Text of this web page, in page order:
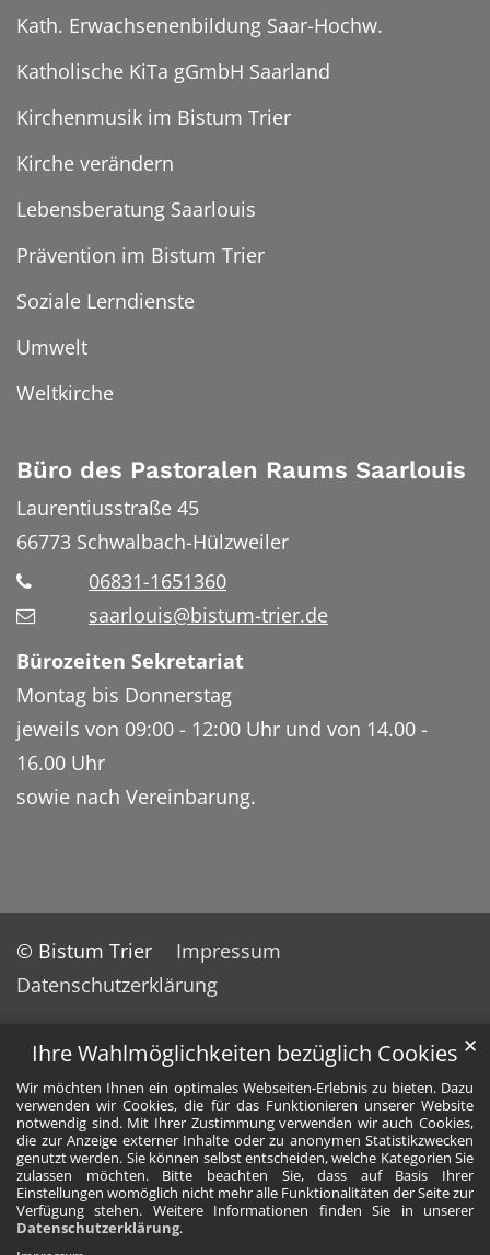
Ihre Wahlmöglichkeiten bezüglich Cookies
Wir möchten Ihnen ein optimales Webseiten-Erlebnis zu bieten. Dazu
verwenden wir Cookies, die für das Funktionieren unserer Website
notwendig sind. Mit Ihrer Zustimmung verwenden wir auch Cookies,
die zur Anzeige externer Inhalte oder zu anonymen Statistikzwecken
genutzt werden. Sie können selbst entscheiden, welche Kategorien Sie
zulassen möchten. Bitte beachten Sie, dass auf Basis Ihrer
Einstellungen womöglich nicht mehr alle Funktionalitäten der Seite zur
Verfügung stehen. Weitere Informationen finden Sie in unserer
Datenschutzerklärung.
✕
Kath. Erwachsenenbildung Saar-Hochw.
Katholische KiTa gGmbH Saarland
Kirchenmusik im Bistum Trier
Kirche verändern
Lebensberatung Saarlouis
Prävention im Bistum Trier
Soziale Lerndienste
Umwelt
Weltkirche
Büro des Pastoralen Raums Saarlouis
Laurentiusstraße 45
66773 Schwalbach-Hülzweiler
06831-1651360
saarlouis@bistum-trier.de
Bürozeiten Sekretariat
Montag bis Donnerstag
jeweils von 09:00 - 12:00 Uhr und von 14.00 -
16.00 Uhr
sowie nach Vereinbarung.
© Bistum Trier
Impressum
Datenschutzerklärung